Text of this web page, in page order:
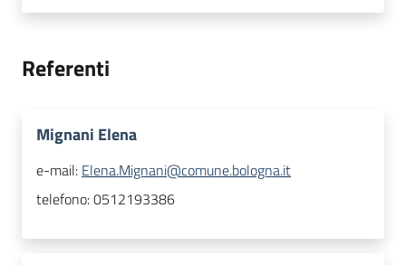
Referenti
Mignani Elena
e-mail: Elena.Mignani@comune.bologna.it
telefono:0512193386